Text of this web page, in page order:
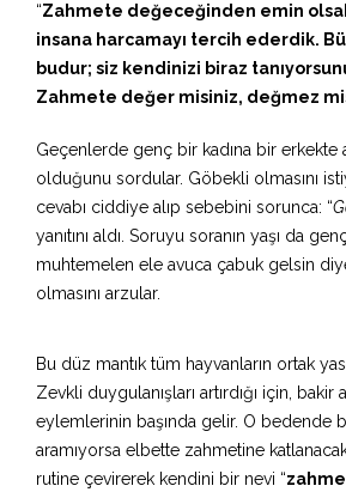
“Zahmete değeceğinden emin
insana harcamayı tercih ederdik.
budur; siz kendinizi biraz
Zahmete değer misiniz, değmez
Geçenlerde genç bir kadına bir erkekte
olduğunu sordular. Göbekli olmasını
cevabı ciddiye alıp sebebini sorunca: “
yanıtını aldı. Soruyu soranın yaşı da
muhtemelen ele avuca çabuk gelsin diye
olmasını arzular.
Bu düz mantık tüm hayvanların ortak
Zevkli duygulanışları artırdığı için, bakir
eylemlerinin başında gelir. O bedende
aramıyorsa elbette zahmetine
rutine çevirerek kendini bir nevi “